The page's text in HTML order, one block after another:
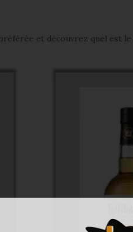
et découvrez quel est le